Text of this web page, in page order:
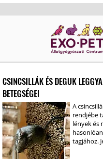
CSINCSILLÁK ÉS DEGUK
BETEGSÉGEI
A
rendjébe
lények és
tagjához.